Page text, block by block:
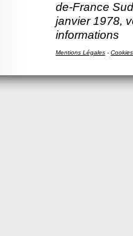
de-France
janvier 1978,
informations
Mentions Légales - Cookies